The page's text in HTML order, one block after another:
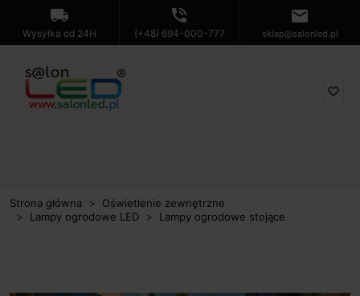
local_shipping
Wysyłka od 24H
phone_in_talk
(+48) 694-000-777
mail
sklep@salonled.pl
favorite_border
Strona główna
Oświetlenie zewnętrzne
Lampy ogrodowe LED
Lampy ogrodowe stojące